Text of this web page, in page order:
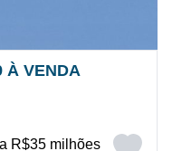
À VENDA
R$35 milhões